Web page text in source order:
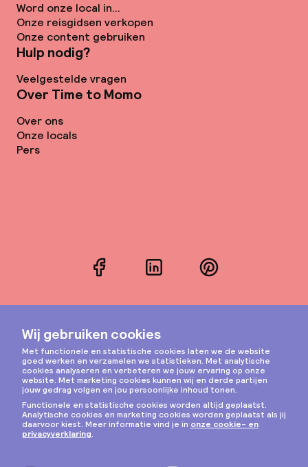
Word onze local in...
Onze reisgidsen verkopen
Onze content gebruiken
Hulp nodig?
Veelgestelde vragen
Over Time to Momo
Over ons
Onze locals
Pers
FacebookLinkedInPinterest
Instagram